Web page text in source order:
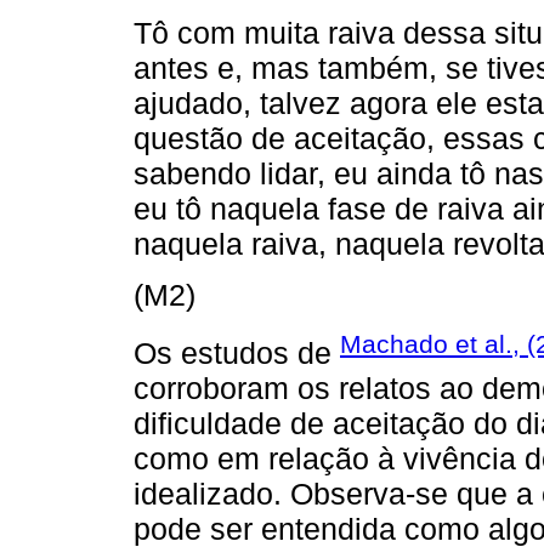
Tô com muita raiva dessa
antes e, mas também, se
ajudado, talvez agora ele
questão de aceitação, essas
sabendo lidar, eu ainda tô
eu tô naquela fase de raiva
naquela raiva, naquela
(M2)
Os estudos de Machado et al.,
corroboram os relatos ao
dificuldade de aceitação do
como em relação à vivência
idealizado. Observa-se que
pode ser entendida como